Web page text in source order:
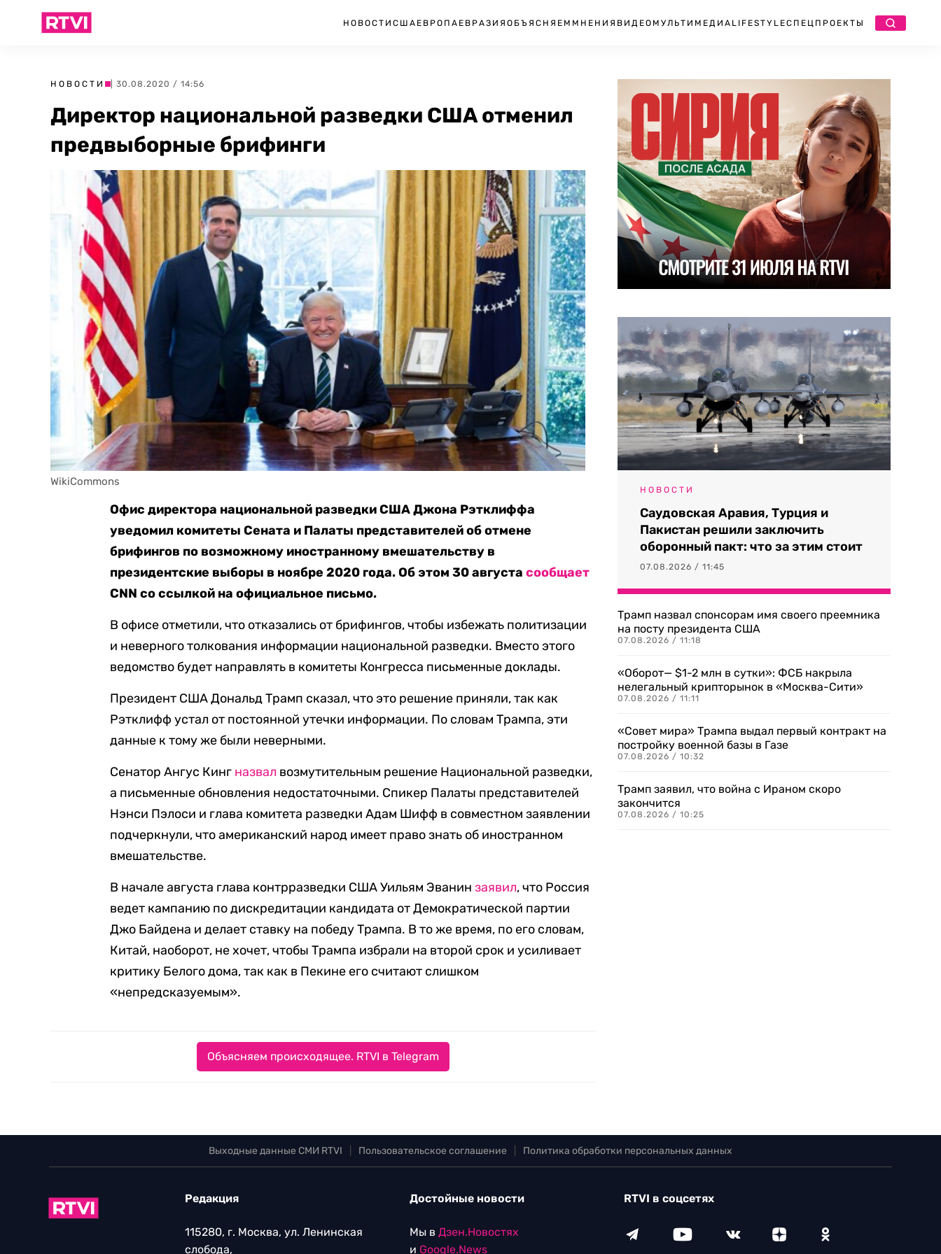
НОВОСТИ США ЕВРОПА ЕВРАЗИЯ ОБЪЯСНЯЕМ МНЕНИЯ ВИДЕО МУЛЬТИМЕДИА LIFESTYLEСПЕЦПРОЕКТЫ
НОВОСТИ | 30.08.2020 / 14:56
Директор национальной разведки США отменил
предвыборные брифинги
WikiCommons
Офис директора национальной разведки США Джона Рэтклиффа
уведомил комитеты Сената и Палаты представителей об отмене
брифингов по возможному иностранному вмешательству в
президентские выборы в ноябре 2020 года. Об этом 30 августасообщает
CNN со ссылкой на официальное письмо.
В офисе отметили, что отказались от брифингов, чтобы избежать политизации
и неверного толкования информации национальной разведки. Вместо этого
ведомство будет направлять в комитеты Конгресса письменные доклады.
Президент США Дональд Трамп сказал, что это решение приняли, так как
Рэтклифф устал от постоянной утечки информации. По словам Трампа, эти
данные к тому же были неверными.
Сенатор Ангус Кинг назвал возмутительным решение Национальной разведки,
а письменные обновления недостаточными. Спикер Палаты представителей
Нэнси Пэлоси и глава комитета разведки Адам Шифф в совместном заявлении
подчеркнули, что американский народ имеет право знать об иностранном
вмешательстве.
В начале августа глава контрразведки США Уильям Эванинзаявил, что Россия
ведет кампанию по дискредитации кандидата от Демократической партии
Джо Байдена и делает ставку на победу Трампа. В то же время, по его словам,
Китай, наоборот, не хочет, чтобы Трампа избрали на второй срок и усиливает
критику Белого дома, так как в Пекине его считают слишком
«непредсказуемым».
Объясняем происходящее. RTVI в Telegram
НОВОСТИ
Саудовская Аравия, Турция и
Пакистан решили заключить
оборонный пакт: что за этим стоит
07.08.2026 / 11:45
Трамп назвал спонсорам имя своего преемника
на посту президента США
07.08.2026 / 11:18
«Оборот— $1-2 млн в сутки»: ФСБ накрыла
нелегальный крипторынок в «Москва-Сити»
07.08.2026 / 11:11
«Совет мира» Трампа выдал первый контракт на
постройку военной базы в Газе
07.08.2026 / 10:32
Трамп заявил, что война с Ираном скоро
закончится
07.08.2026 / 10:25
Выходные данные СМИ RTVI Пользовательское соглашение Политика обработки персональных данных
Редакция
115280, г. Москва, ул. Ленинская
слобода,
Достойные новости
Мы в Дзен.Новостях
и Google.News
RTVI в соцсетях